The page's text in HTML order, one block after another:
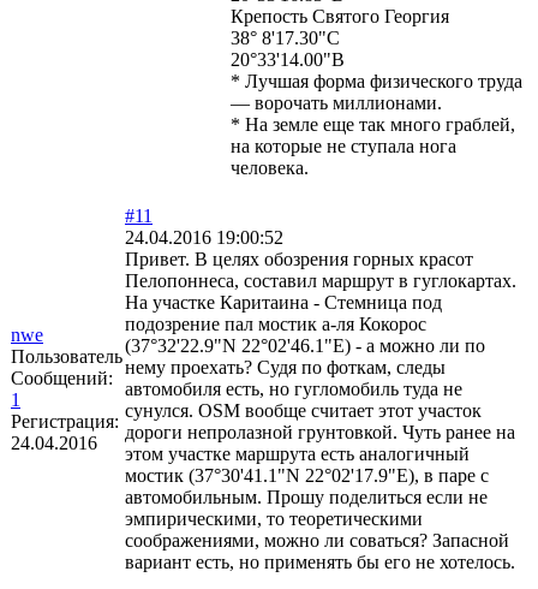
Крепость Святого Георгия
38° 8'17.30"С
20°33'14.00"В
* Лучшая форма физического труда
— ворочать миллионами.
* На земле еще так много граблей,
на которые не ступала нога
человека.
nwe
Пользователь
Сообщений:
1
Регистрация:
24.04.2016
#11
24.04.2016 19:00:52
Привет. В целях обозрения горных красот
Пелопоннеса, составил маршрут в гуглокартах.
На участке Каритаина - Стемница под
подозрение пал мостик а-ля Кокорос
(37°32'22.9"N 22°02'46.1"E) - а можно ли по
нему проехать? Судя по фоткам, следы
автомобиля есть, но гугломобиль туда не
сунулся. OSM вообще считает этот участок
дороги непролазной грунтовкой. Чуть ранее на
этом участке маршрута есть аналогичный
мостик (37°30'41.1"N 22°02'17.9"E), в паре с
автомобильным. Прошу поделиться если не
эмпирическими, то теоретическими
соображениями, можно ли соваться? Запасной
вариант есть, но применять бы его не хотелось.